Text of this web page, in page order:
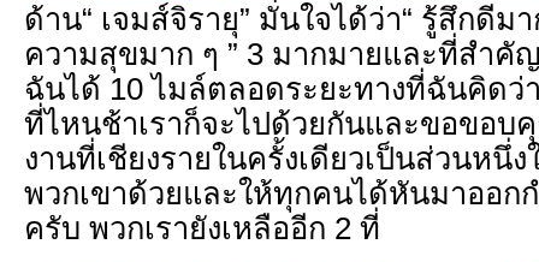
ด้าน“ เจมส์จิรายุ” มั่นใจได้ว่า“ รู้สึกดี
ความสุขมาก ๆ ” 3 มากมายและที่สำคั
ฉันได้ 10 ไมล์ตลอดระยะทางที่ฉันคิดว่า
ที่ไหนช้าเราก็จะไปด้วยกันและขอขอ
งานที่เชียงรายในครั้งเดียวเป็นส่วนหนึ่
พวกเขาด้วยและให้ทุกคนได้หันมาออก
ครับ พวกเรายังเหลืออีก 2 ที่